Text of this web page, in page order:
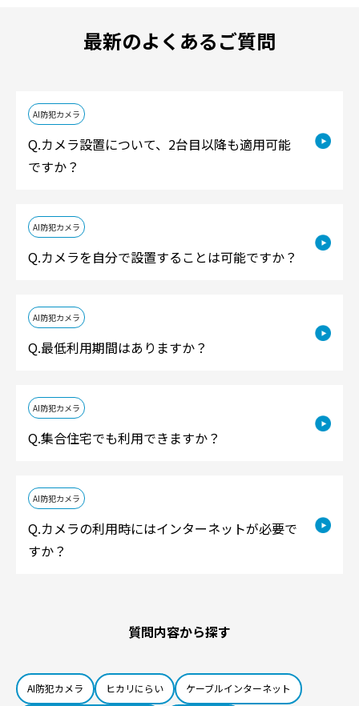
最新のよくあるご質問
AI防犯カメラ
カメラ設置について、2台目以降も適用可能
ですか？
AI防犯カメラ
カメラを自分で設置することは可能ですか？
AI防犯カメラ
最低利用期間はありますか？
AI防犯カメラ
集合住宅でも利用できますか？
AI防犯カメラ
カメラの利用時にはインターネットが必要で
すか？
質問内容から探す
AI防犯カメラ ヒカリにらい ケーブルインターネット